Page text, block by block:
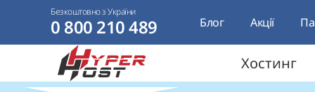
Безкоштовно з України
0 800 210 489 Блог Акції
Хостинг